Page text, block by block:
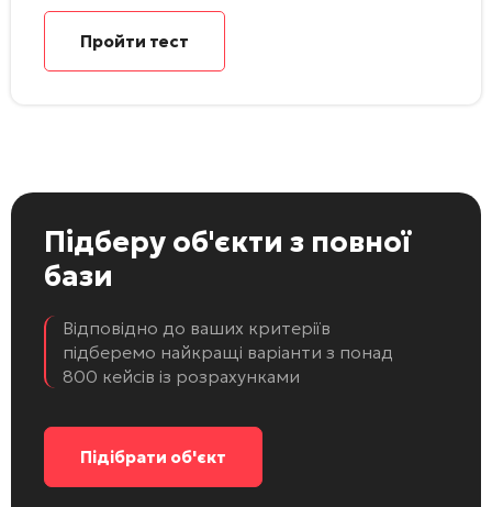
Пройти тест
Підберу об'єкти з повної
бази
Відповідно до ваших критеріїв
підберемо найкращі варіанти з понад
800 кейсів із розрахунками
Підібрати об'єкт